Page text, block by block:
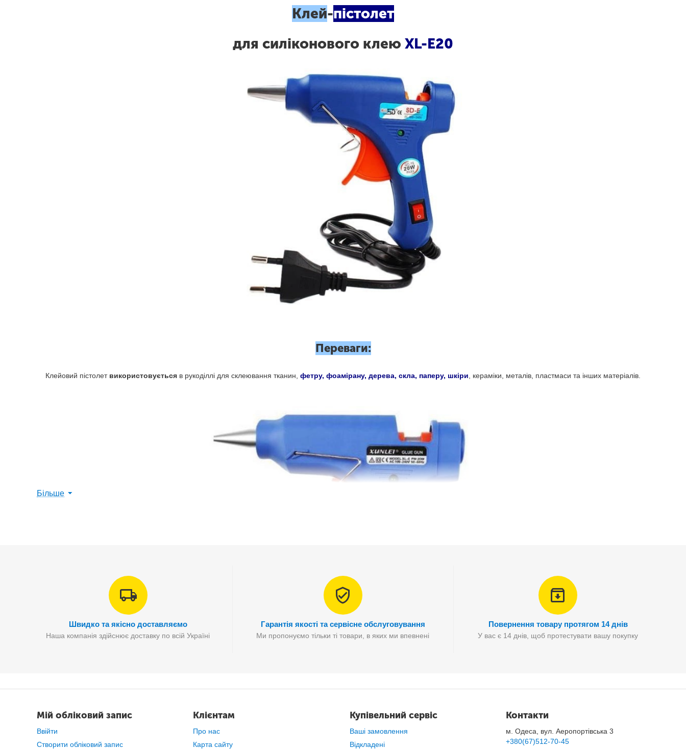
Клей-пістолет
для силіконового клею XL-E20
Переваги:
Клейовий пістолет використовується в рукоділлі для склеювання тканин, фетру, фоамірану, дерева, скла, паперу, шкіри , кераміки, металів, пластмаси та інших матеріалів.
Більше
Швидко та якісно доставляємо
Наша компанія здійснює доставку по всій Україні
Гарантія якості та сервісне обслуговування
Ми пропонуємо тільки ті товари, в яких ми впевнені
Повернення товару протягом 14 днів
У вас є 14 днів, щоб протестувати вашу покупку
Мій обліковий запис
Ввійти
Створити обліковий запис
Клієнтам
Про нас
Карта сайту
Купівельний сервіс
Ваші замовлення
Відкладені
Контакти
м. Одеса, вул. Аеропортівська 3
+380(67)512-70-45